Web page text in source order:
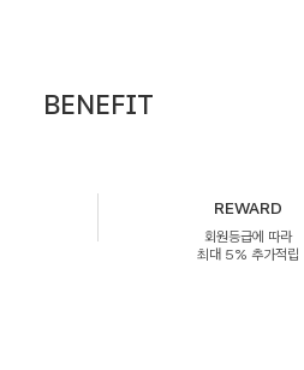
BENEFIT
REWARD
회원등급에 따라
최대 5% 추가적립